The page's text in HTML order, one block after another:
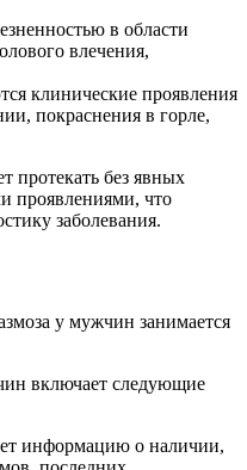
в области
влечения,
клинические проявления
покраснения в горле,
без явных
проявлениями, что
заболевания.
у мужчин занимается
включает следующие
информацию о наличии,